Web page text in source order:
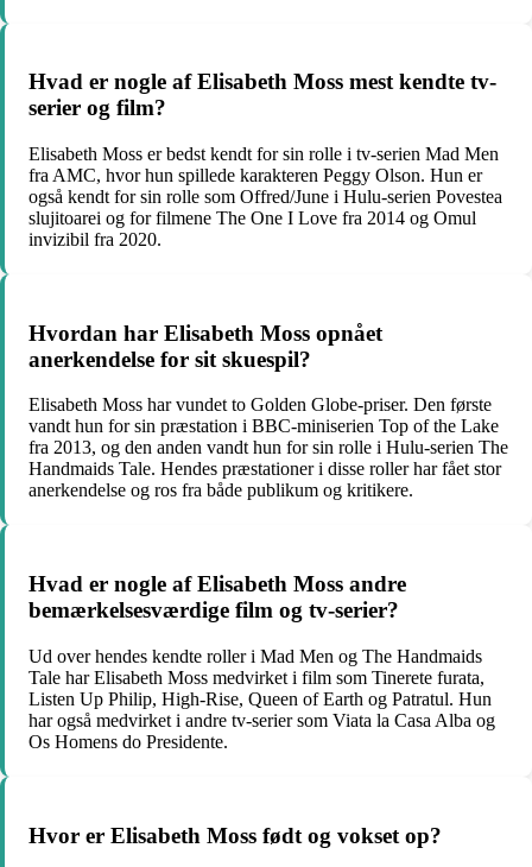
Hvad er nogle af Elisabeth Moss mest kendte tv-
serier og film?
Elisabeth Moss er bedst kendt for sin rolle i tv-serien Mad Men
fra AMC, hvor hun spillede karakteren Peggy Olson. Hun er
også kendt for sin rolle som Offred/June i Hulu-serien Povestea
slujitoarei og for filmene The One I Love fra 2014 og Omul
invizibil fra 2020.
Hvordan har Elisabeth Moss opnået
anerkendelse for sit skuespil?
Elisabeth Moss har vundet to Golden Globe-priser. Den første
vandt hun for sin præstation i BBC-miniserien Top of the Lake
fra 2013, og den anden vandt hun for sin rolle i Hulu-serien The
Handmaids Tale. Hendes præstationer i disse roller har fået stor
anerkendelse og ros fra både publikum og kritikere.
Hvad er nogle af Elisabeth Moss andre
bemærkelsesværdige film og tv-serier?
Ud over hendes kendte roller i Mad Men og The Handmaids
Tale har Elisabeth Moss medvirket i film som Tinerete furata,
Listen Up Philip, High-Rise, Queen of Earth og Patratul. Hun
har også medvirket i andre tv-serier som Viata la Casa Alba og
Os Homens do Presidente.
Hvor er Elisabeth Moss født og vokset op?